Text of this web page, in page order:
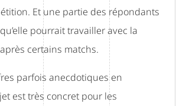
Et une partie des répondants
pourrait travailler avec la
certains matchs.
parfois anecdotiques en
est très concret pour les